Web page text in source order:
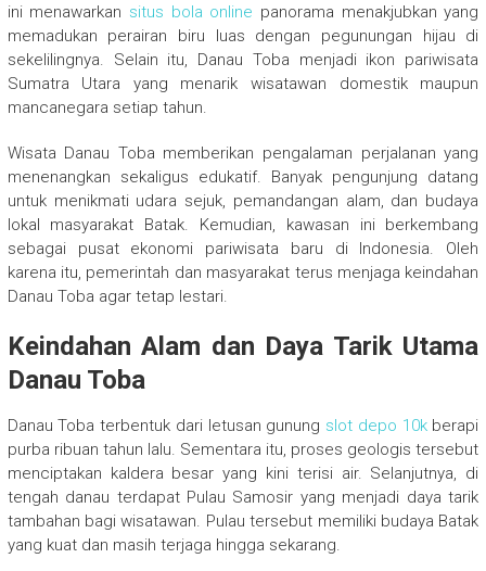
ini menawarkan situs bola online panorama menakjubkan yang
memadukan perairan biru luas dengan pegunungan hijau di
sekelilingnya. Selain itu, Danau Toba menjadi ikon pariwisata
Sumatra Utara yang menarik wisatawan domestik maupun
mancanegara setiap tahun.
Wisata Danau Toba memberikan pengalaman perjalanan yang
menenangkan sekaligus edukatif. Banyak pengunjung datang
untuk menikmati udara sejuk, pemandangan alam, dan budaya
lokal masyarakat Batak. Kemudian, kawasan ini berkembang
sebagai pusat ekonomi pariwisata baru di Indonesia. Oleh
karena itu, pemerintah dan masyarakat terus menjaga keindahan
Danau Toba agar tetap lestari.
Keindahan Alam dan Daya Tarik Utama
Danau Toba
Danau Toba terbentuk dari letusan gunung slot depo 10kberapi
purba ribuan tahun lalu. Sementara itu, proses geologis tersebut
menciptakan kaldera besar yang kini terisi air. Selanjutnya, di
tengah danau terdapat Pulau Samosir yang menjadi daya tarik
tambahan bagi wisatawan. Pulau tersebut memiliki budaya Batak
yang kuat dan masih terjaga hingga sekarang.